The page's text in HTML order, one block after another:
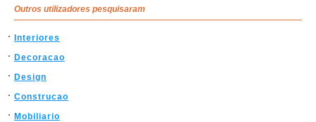
Outros utilizadores pesquisaram
Interiores
Decoracao
Design
Construcao
Mobiliario